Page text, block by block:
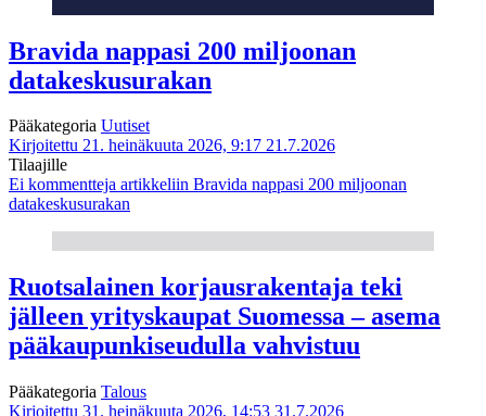
Bravida nappasi 200 miljoonan
datakeskusurakan
Pääkategoria Uutiset
Kirjoitettu 21. heinäkuuta 2026, 9:17 21.7.2026
Tilaajille
Ei kommentteja artikkeliin Bravida nappasi 200 miljoonan
datakeskusurakan
Ruotsalainen korjausrakentaja teki
jälleen yrityskaupat Suomessa – asema
pääkaupunkiseudulla vahvistuu
Pääkategoria Talous
Kirjoitettu 31. heinäkuuta 2026, 14:53 31.7.2026